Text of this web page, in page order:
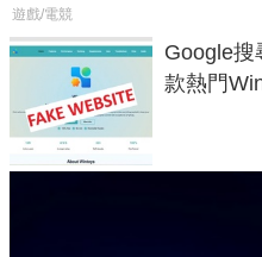
遊戲/電競
Google搜
款熱門